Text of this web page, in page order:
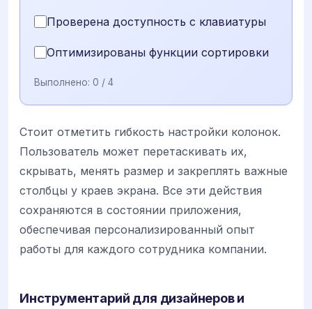
Проверена доступность с клавиатуры
Оптимизированы функции сортировки
Выполнено: 0 / 4
Стоит отметить гибкость настройки колонок.
Пользователь может перетаскивать их,
скрывать, менять размер и закреплять важные
столбцы у краев экрана. Все эти действия
сохраняются в состоянии приложения,
обеспечивая персонализированный опыт
работы для каждого сотрудника компании.
Инструментарий для дизайнеров и